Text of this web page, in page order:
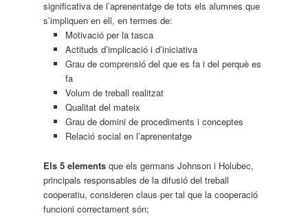
significativa de l’aprenentatge de tots els alumnes que
s’impliquen en ell, en termes de:
Motivació per la tasca
Actituds d’implicació i d’iniciativa
Grau de comprensió del que es fa i del perquè es
fa
Volum de treball realitzat
Qualitat del mateix
Grau de domini de procediments i conceptes
Relació social en l’aprenentatge
Els 5 elementsque els germans Johnson i Holubec,
principals responsables de la difusió del treball
cooperatiu, consideren claus per tal que la cooperació
funcioni correctament són;